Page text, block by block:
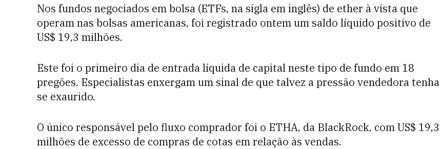
Nos fundos negociados em bolsa (ETFs, na sigla em inglês) de ether à vista que
operam nas bolsas americanas, foi registrado ontem um saldo líquido positivo de
US$ 19,3 milhões.
Este foi o primeiro dia de entrada líquida de capital neste tipo de fundo em 18
pregões. Especialistas enxergam um sinal de que talvez a pressão vendedora tenha
se exaurido.
O único responsável pelo fluxo comprador foi o ETHA, da BlackRock, com US$ 19,3
milhões de excesso de compras de cotas em relação às vendas.